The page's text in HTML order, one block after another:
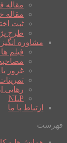
مقاله
مقاله
ثبت
طرح
مشاوره
فیلم
مصاحبه
غرور
رهایی
NLP
ارتباط با ما
فهرست